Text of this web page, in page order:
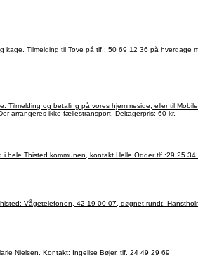
I Thisted tilbyder Sognets Dagligstue tryghedsopkald, kontakt tlf.: 42 43 03 15. Ældre Sagen Sydthy, har tryghedsopkald i hele Thisted kommunen, kontakt Helle Odder
Vågetjenesten Vi sidder hos
Thisted Østre Skole i lokale 32. Indgangen længst mod nord, - fra parkeringsplads ved Kronborgvej. Instruktør: Karen Marie Nielsen. Kontakt: Ingelise Bøjer, tlf. 24 49 29 69